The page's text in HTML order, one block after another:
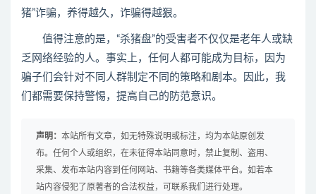
猪”诈骗，养得越久，诈骗得越狠。
值得注意的是，“杀猪盘”的受害者不仅仅是老年人或缺
乏网络经验的人。事实上，任何人都可能成为目标，因为
骗子们会针对不同人群制定不同的策略和剧本。因此，我
们都需要保持警惕，提高自己的防范意识。
声明： 本站所有文章，如无特殊说明或标注，均为本站原创发
布。任何个人或组织，在未征得本站同意时，禁止复制、盗用、
采集、发布本站内容到任何网站、书籍等各类媒体平台。如若本
站内容侵犯了原著者的合法权益，可联系我们进行处理。